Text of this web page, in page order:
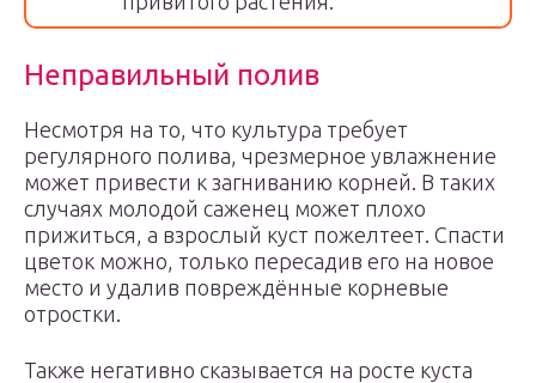
Неправильный полив
Несмотря на то, что культура требует
регулярного полива, чрезмерное увлажнение
может привести к загниванию корней. В таких
случаях молодой саженец может плохо
прижиться, а взрослый куст пожелтеет. Спасти
цветок можно, только пересадив его на новое
место и удалив повреждённые корневые
отростки.
Также негативно сказывается на росте куста